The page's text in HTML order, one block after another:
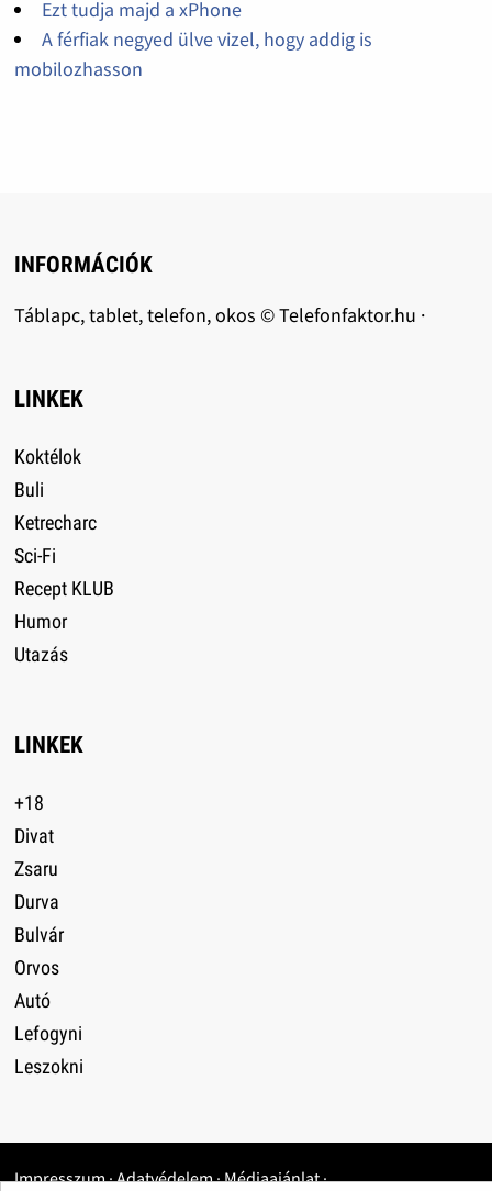
Ezt tudja majd a xPhone
A férfiak negyed ülve vizel, hogy addig is
mobilozhasson
INFORMÁCIÓK
Táblapc, tablet, telefon, okos © Telefonfaktor.hu ·
LINKEK
Koktélok
Buli
Ketrecharc
Sci-Fi
Recept KLUB
Humor
Utazás
LINKEK
+18
Divat
Zsaru
Durva
Bulvár
Orvos
Autó
Lefogyni
Leszokni
Impresszum·Adatvédelem·Médiaajánlat·